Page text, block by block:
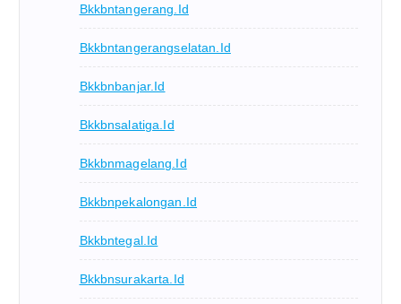
Bkkbntangerang.id
Bkkbntangerangselatan.id
Bkkbnbanjar.id
Bkkbnsalatiga.id
Bkkbnmagelang.id
Bkkbnpekalongan.id
Bkkbntegal.id
Bkkbnsurakarta.id